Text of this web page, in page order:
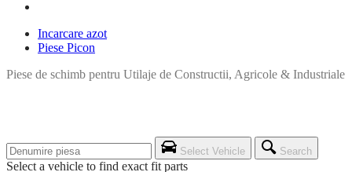
Incarcare azot
Piese Picon
Piese de schimb pentru Utilaje de Constructii, Agricole & Industriale
Select Vehicle Search
Select a vehicle to find exact fit parts